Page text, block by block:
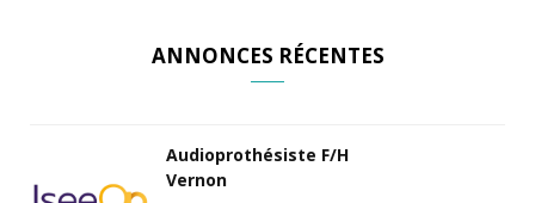
ANNONCES RÉCENTES
Audioprothésiste F/H
Vernon